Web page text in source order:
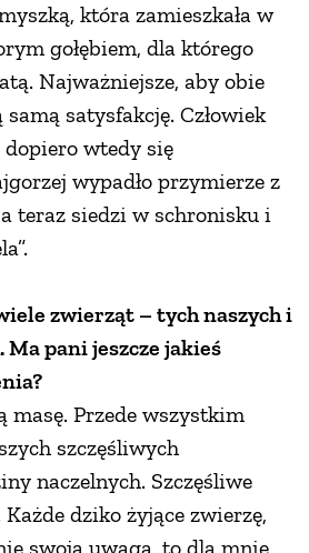
która zamieszkała w
gołębiem, dla którego
Najważniejsze, aby obie
satysfakcję. Człowiek
wtedy się
wypadło przymierze z
a teraz siedzi w schronisku i
zwierząt – tych naszych i
pani jeszcze jakieś
masę. Przede wszystkim
szczęśliwych
naczelnych. Szczęśliwe
dziko żyjące zwierzę,